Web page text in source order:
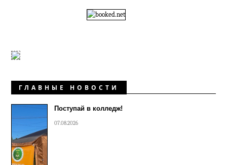
ГЛАВНЫЕ НОВОСТИ
Поступай в колледж!
07.08.2026